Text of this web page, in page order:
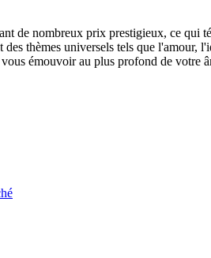
de nombreux prix prestigieux, ce qui
thèmes universels tels que
émouvoir au plus profond de votre